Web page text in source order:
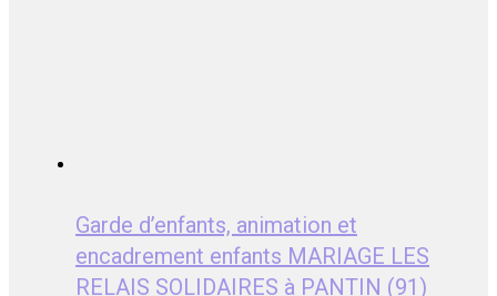
Garde d’enfants, animation et
encadrement enfants MARIAGE LES
RELAIS SOLIDAIRES à PANTIN (91)